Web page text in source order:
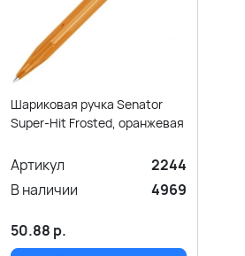
Шариковая ручка Senator
Super-Hit Frosted, оранжевая
Артикул
2244
В наличии
4969
50.88 р.